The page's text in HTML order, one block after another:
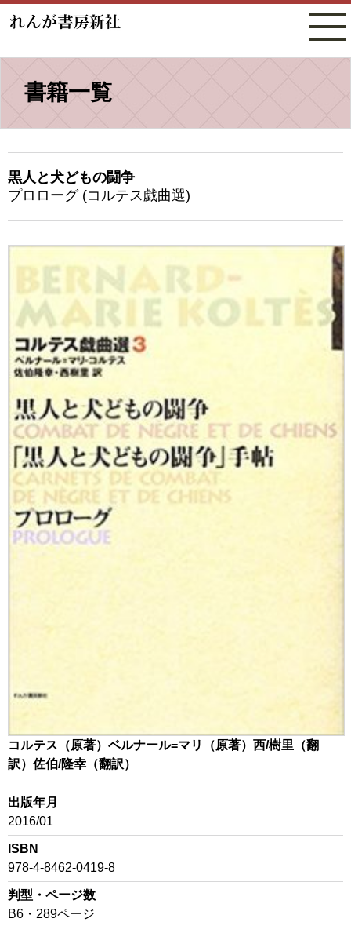
書籍一覧
黒人と犬どもの闘争
プロローグ (コルテス戯曲選)
コルテス（原著）ベルナール=マリ（原著）西/樹里（翻
訳）佐伯/隆幸（翻訳）
出版年月
2016/01
ISBN
978-4-8462-0419-8
判型・ページ数
B6・289ページ